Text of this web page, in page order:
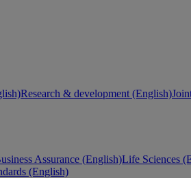
Research & development (English)
Assurance (English)Life Sciences
(English)